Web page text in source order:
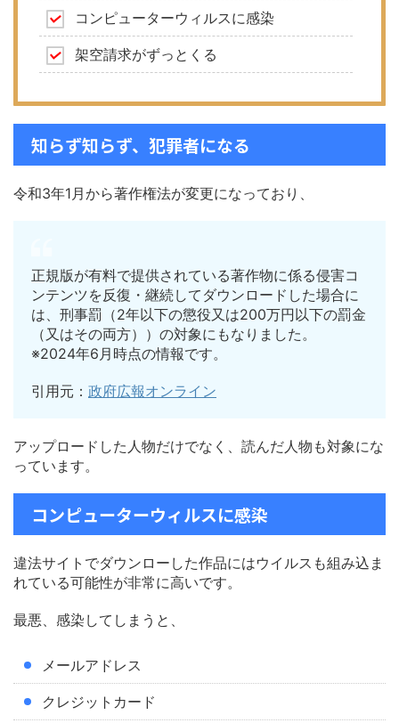
コンピューターウィルスに感染
架空請求がずっとくる
知らず知らず、犯罪者になる
令和3年1月から著作権法が変更になっており、
正規版が有料で提供されている著作物に係る侵害コ
ンテンツを反復・継続してダウンロードした場合に
は、刑事罰（2年以下の懲役又は200万円以下の罰金
（又はその両方））の対象にもなりました。
※2024年6月時点の情報です。
引用元： 政府広報オンライン
アップロードした人物だけでなく、読んだ人物も対象にな
っています。
コンピューターウィルスに感染
違法サイトでダウンローした作品にはウイルスも組み込ま
れている可能性が非常に高いです。
最悪、感染してしまうと、
メールアドレス
クレジットカード